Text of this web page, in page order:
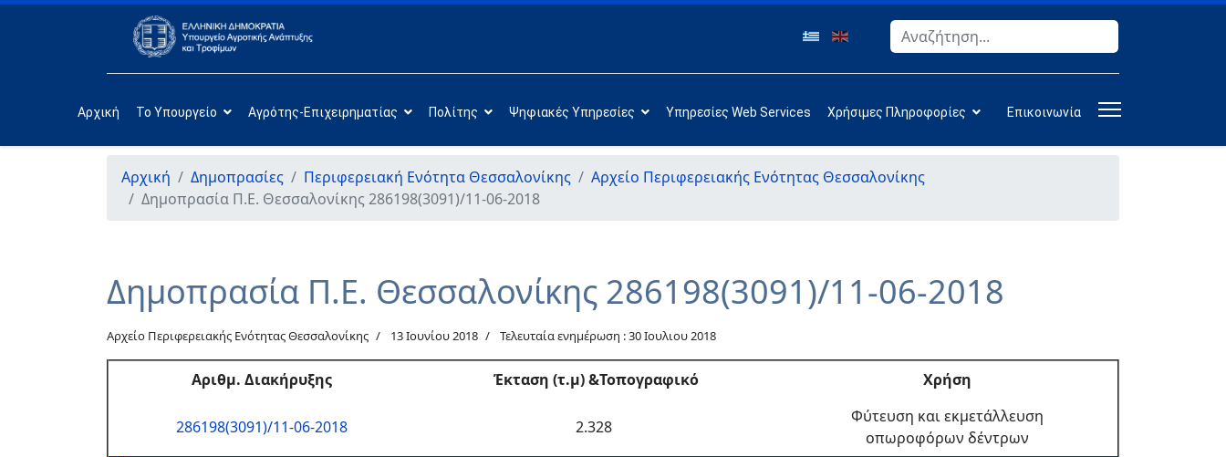
Αναζήτηση
Αρχική Το Υπουργείο Αγρότης-Επιχειρηματίας Πολίτης Ψηφιακές Υπηρεσίες Υπηρεσίες Web Services Χρήσιμες Πληροφορίες Επικοινωνία
Αρχική Δημοπρασίες Περιφερειακή Ενότητα Θεσσαλονίκης
Αρχείο Περιφερειακής Ενότητας Θεσσαλονίκης
Δημοπρασία Π.Ε. Θεσσαλονίκης 286198(3091)/11-06-2018
Δημοπρασία Π.Ε. Θεσσαλονίκης 286198(3091)/11-06-2018
Αρχείο Περιφερειακής Ενότητας Θεσσαλονίκης 13 Ιουνίου 2018 Τελευταία ενημέρωση : 30 Ιουλιου 2018
Αριθμ. Διακήρυξης Έκταση (τ.μ)&Τοπογραφικό Χρήση
286198(3091)/11-06-2018 2.328
Φύτευση και εκμετάλλευση
οπωροφόρων δέντρων